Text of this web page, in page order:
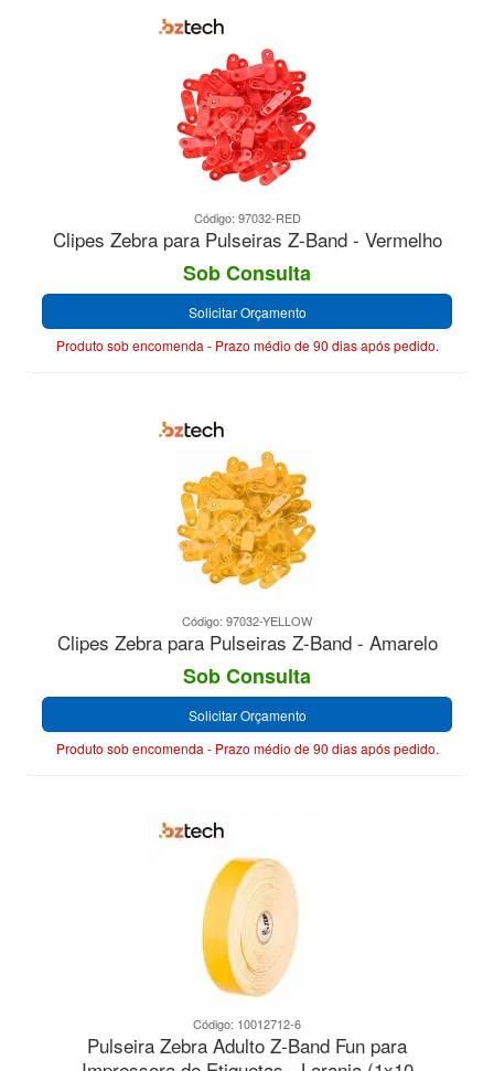
Código: 97032-RED
Clipes Zebra para Pulseiras Z-Band - Vermelho
Sob Consulta
Solicitar Orçamento
Produto sob encomenda - Prazo médio de 90 dias após pedido.
Código: 97032-YELLOW
Clipes Zebra para Pulseiras Z-Band - Amarelo
Sob Consulta
Solicitar Orçamento
Produto sob encomenda - Prazo médio de 90 dias após pedido.
Código: 10012712-6
Pulseira Zebra Adulto Z-Band Fun para